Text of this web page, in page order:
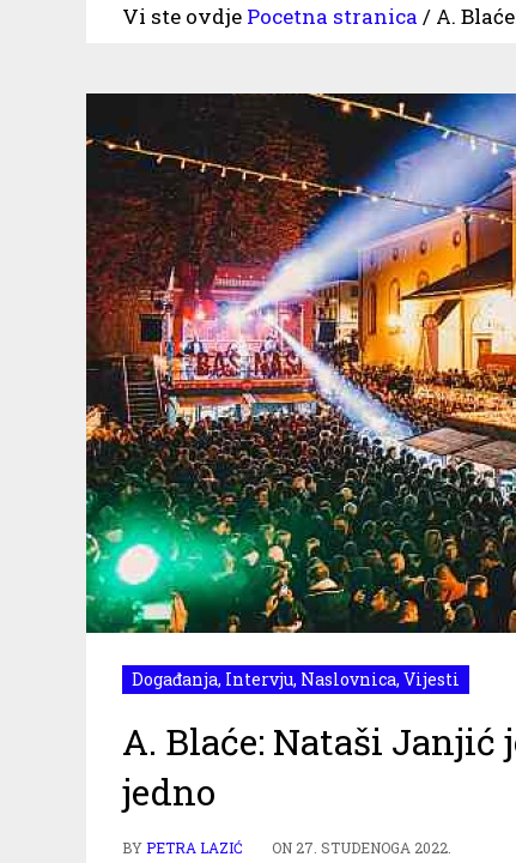
Vi ste ovdje Pocetna stranica / A.
Događanja, Intervju, Naslovnica, Vijesti
A. Blaće: Nataši Janjić
jedno
BYPETRA LAZIĆ ON 27. STUDENOGA 2022.